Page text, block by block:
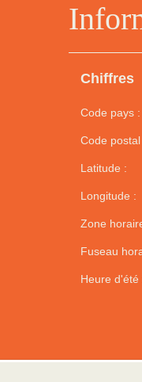
Chiffres
Code pays :
Code postal
Latitude :
Longitude :
Zone
Fuseau
Heure d'été